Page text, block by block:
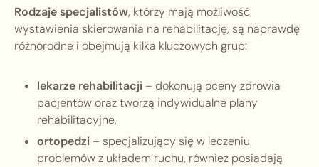
Rodzaje specjalistów, którzy mają możliwość
wystawienia skierowania na rehabilitację, są naprawdę
różnorodne i obejmują kilka kluczowych grup:
lekarze rehabilitacji– dokonują oceny zdrowia
pacjentów oraz tworzą indywidualne plany
rehabilitacyjne,
ortopedzi– specjalizujący się w leczeniu
problemów z układem ruchu, również posiadają